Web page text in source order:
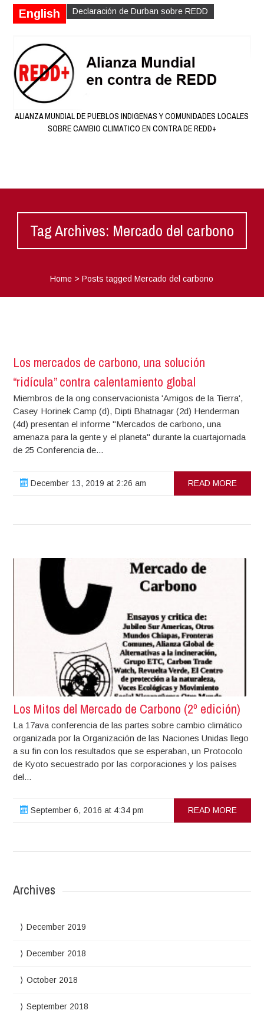
English Declaración de Durban sobre REDD
ALIANZA MUNDIAL DE PUEBLOS INDIGENAS Y COMUNIDADES LOCALES
SOBRE CAMBIO CLIMATICO EN CONTRA DE REDD+
Tag Archives: Mercado del carbono
Home >Posts tagged Mercado del carbono
Los mercados de carbono, una solución
“ridícula” contra calentamiento global
Miembros de la ong conservacionista 'Amigos de la Tierra',
Casey Horinek Camp (d), Dipti Bhatnagar (2d) Henderman
(4d) presentan el informe "Mercados de carbono, una
amenaza para la gente y el planeta" durante la cuartajornada
de 25 Conferencia de...
December 13, 2019 at 2:26 am READ MORE
Los Mitos del Mercado de Carbono (2º edición)
La 17ava conferencia de las partes sobre cambio climático
organizada por la Organización de las Naciones Unidas llego
a su fin con los resultados que se esperaban, un Protocolo
de Kyoto secuestrado por las corporaciones y los países
del...
September 6, 2016 at 4:34 pm READ MORE
Archives
December 2019
December 2018
October 2018
September 2018